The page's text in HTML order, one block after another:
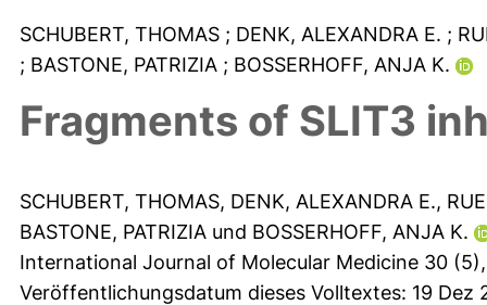
SCHUBERT, THOMAS ; DENK, ALEXANDRA E. ;
; BASTONE, PATRIZIA ; BOSSERHOFF, ANJA K.
Fragments of SLIT3
SCHUBERT, THOMAS, DENK, ALEXANDRA E.,
BASTONE, PATRIZIA und BOSSERHOFF, ANJA K.
International Journal of Molecular Medicine 30 (5),
Veröffentlichungsdatum dieses Volltextes: 19 Dez